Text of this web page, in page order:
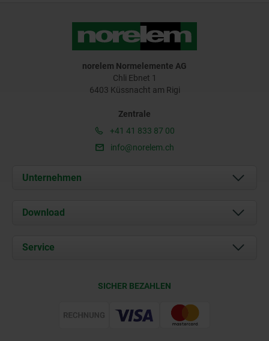
norelem Normelemente AG
Chli Ebnet 1
6403 Küssnacht am Rigi
Zentrale
+41 41 833 87 00
info@norelem.ch
Unternehmen
Über uns
Kontakt
Download
Dokumente
Service
SICHER BEZAHLEN